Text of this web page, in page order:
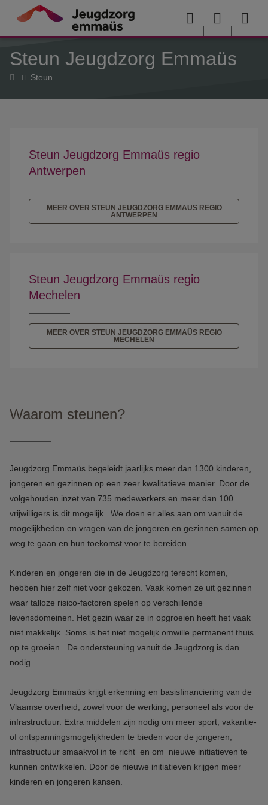
Overslaan en naar de inhoud gaan
Menu User
menu
Steun Jeugdzorg Emmaüs
HomeSteun
Steun Jeugdzorg Emmaüs regio
Antwerpen
MEER OVER STEUN JEUGDZORG EMMAÜS REGIO
ANTWERPEN
Steun Jeugdzorg Emmaüs regio
Mechelen
MEER OVER STEUN JEUGDZORG EMMAÜS REGIO
MECHELEN
Waarom steunen?
Jeugdzorg Emmaüs begeleidt jaarlijks meer dan 1300 kinderen,
jongeren en gezinnen op een zeer kwalitatieve manier. Door de
volgehouden inzet van 735 medewerkers en meer dan 100
vrijwilligers is dit mogelijk. We doen er alles aan om vanuit de
mogelijkheden en vragen van de jongeren en gezinnen samen op
weg te gaan en hun toekomst voor te bereiden.
Kinderen en jongeren die in de Jeugdzorg terecht komen,
hebben hier zelf niet voor gekozen. Vaak komen ze uit gezinnen
waar talloze risico-factoren spelen op verschillende
levensdomeinen. Het gezin waar ze in opgroeien heeft het vaak
niet makkelijk. Soms is het niet mogelijk omwille permanent thuis
op te groeien. De ondersteuning vanuit de Jeugdzorg is dan
nodig.
Jeugdzorg Emmaüs krijgt erkenning en basisfinanciering van de
Vlaamse overheid, zowel voor de werking, personeel als voor de
infrastructuur. Extra middelen zijn nodig om meer sport, vakantie-
of ontspanningsmogelijkheden te bieden voor de jongeren,
infrastructuur smaakvol in te richt en om nieuwe initiatieven te
kunnen ontwikkelen. Door de nieuwe initiatieven krijgen meer
kinderen en jongeren kansen.